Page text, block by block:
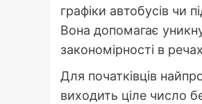
графіки автобусів чи
Вона допомагає
закономірності в
Для початківців
виходить ціле число